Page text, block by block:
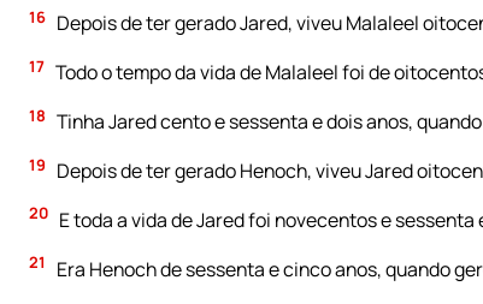
16 Depois de ter gerado Jared, viveu Malaleel
17 Todo o tempo da vida de Malaleel foi de
18 Tinha Jared cento e sessenta e dois anos,
19 Depois de ter gerado Henoch, viveu Jared
20 E toda a vida de Jared foi novecentos e sessenta
21 Era Henoch de sessenta e cinco anos, quando